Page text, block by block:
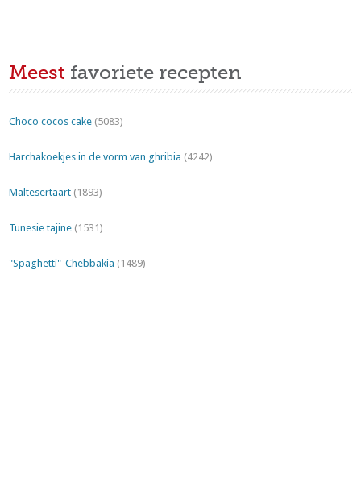
Meest favoriete recepten
Choco cocos cake (5083)
Harchakoekjes in de vorm van ghribia (4242)
Maltesertaart (1893)
Tunesie tajine (1531)
"Spaghetti"-Chebbakia (1489)